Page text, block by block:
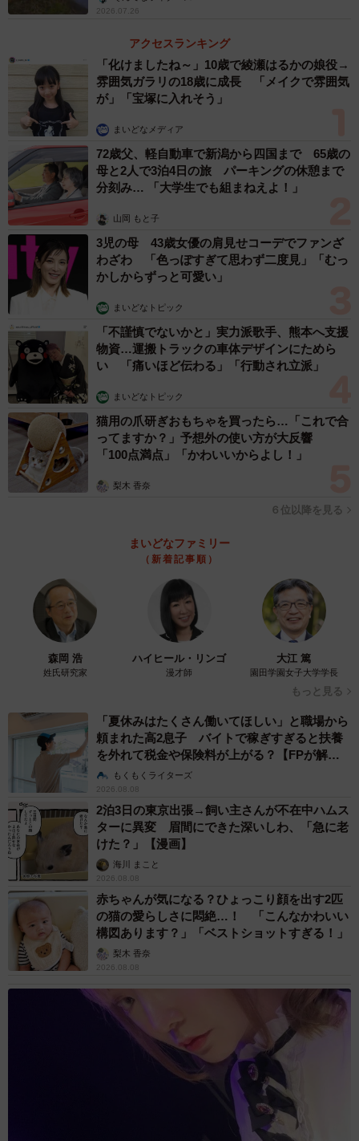
2026.07.26
アクセスランキング
「化けましたね～」10歳で綾瀬はるかの娘役→
雰囲気ガラリの18歳に成長 「メイクで雰囲気
が」「宝塚に入れそう」
まいどなメディア
72歳父、軽自動車で新潟から四国まで 65歳の
母と2人で3泊4日の旅 パーキングの休憩まで
分刻み… 「大学生でも組まねえよ！」
山岡 もと子
3児の母 43歳女優の肩見せコーデでファンざ
わざわ 「色っぽすぎて思わず二度見」「むっ
かしからずっと可愛い」
まいどなトピック
「不謹慎でないかと」実力派歌手、熊本へ支援
物資…運搬トラックの車体デザインにためら
い 「痛いほど伝わる」「行動され立派」
まいどなトピック
猫用の爪研ぎおもちゃを買ったら…「これで合
ってますか？」予想外の使い方が大反響
「100点満点」「かわいいからよし！」
梨木 香奈
６位以降を見る
まいどなファミリー
（新着記事順）
森岡 浩
姓氏研究家
ハイヒール・リンゴ
漫才師
大江 篤
園田学園女子大学学長
もっと見る
「夏休みはたくさん働いてほしい」と職場から
頼まれた高2息子 バイトで稼ぎすぎると扶養
を外れて税金や保険料が上がる？【FPが解
説】もくもくライターズ
2026.08.08
2泊3日の東京出張→飼い主さんが不在中ハムス
ターに異変 眉間にできた深いしわ、「急に老
けた？」【漫画】
海川 まこと
2026.08.08
赤ちゃんが気になる？ひょっこり顔を出す2匹
の猫の愛らしさに悶絶…！ 「こんなかわいい
構図あります？」「ベストショットすぎる！」
梨木 香奈
2026.08.08